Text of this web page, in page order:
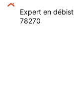
Expert en
78270